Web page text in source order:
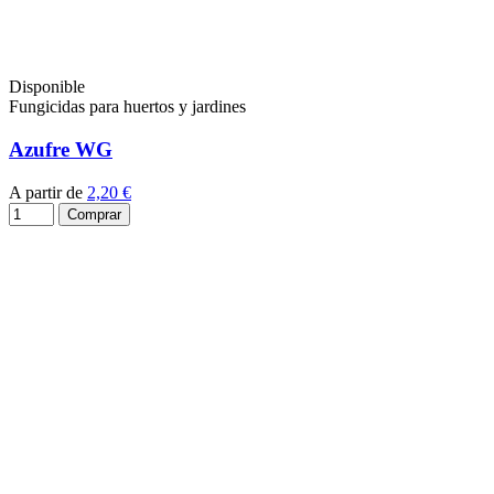
Disponible
Fungicidas para huertos y jardines
Azufre WG
A partir de 2,20 €
Comprar